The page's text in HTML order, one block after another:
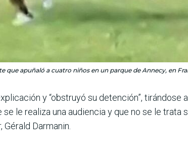
apuñaló a cuatro niños en un parque de Annecy, en
y “obstruyó su detención”, tirándose
le realiza una audiencia y que no se le trata
Darmanin.